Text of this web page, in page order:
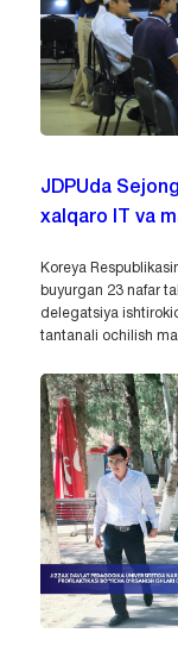
JDPUda
xalqaro IT va
Koreya
buyurgan 23 nafar
delegatsiya
tantanali ochilish